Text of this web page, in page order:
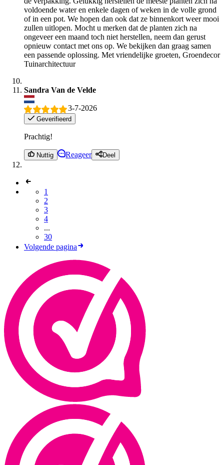
voldoende water en enkele dagen of weken in de volle grond
of in een pot. We hopen dan ook dat ze binnenkort weer mooi
zullen uitlopen. Mocht u merken dat de planten zich na
ongeveer een maand toch niet herstellen, neem dan gerust
opnieuw contact met ons op. We bekijken dan graag samen
een passende oplossing. Met vriendelijke groeten, Groendecor
Tuinarchitectuur
Sandra Van de Velde
3-7-2026
Geverifieerd
Prachtig!
Nuttig Reageer Deel
1
2
3
4
...
30
Volgende pagina